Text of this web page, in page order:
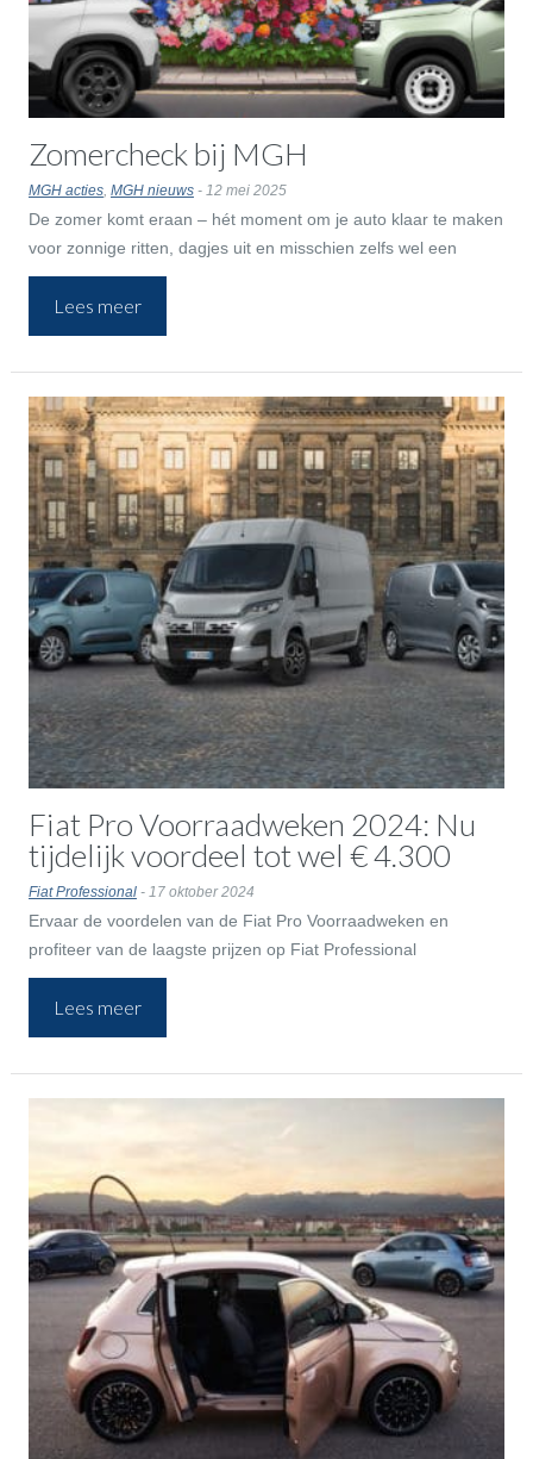
Zomercheck bij MGH
MGH acties, MGH nieuws- 12 mei 2025
De zomer komt eraan – hét moment om je auto klaar te maken
voor zonnige ritten, dagjes uit en misschien zelfs wel een
roadtrip. Met de zomercheck van MGH zorgen we dat je voor
nog geen € 34,95 veilig en zorgeloos op weg kunt. We
controleren belangrijke punten van je auto, zodat je niet voor
Lees meer
Fiat Pro Voorraadweken 2024: Nu
tijdelijk voordeel tot wel € 4.300
Fiat Professional- 17 oktober 2024
Ervaar de voordelen van de Fiat Pro Voorraadweken en
profiteer van de laagste prijzen op Fiat Professional
bedrijfswagens. Deze actie loopt tot en met 30 september
2024, dus grijp je kans en rijd nog dit jaar weg in een nieuwe
bedrijfswagen!
Lees meer